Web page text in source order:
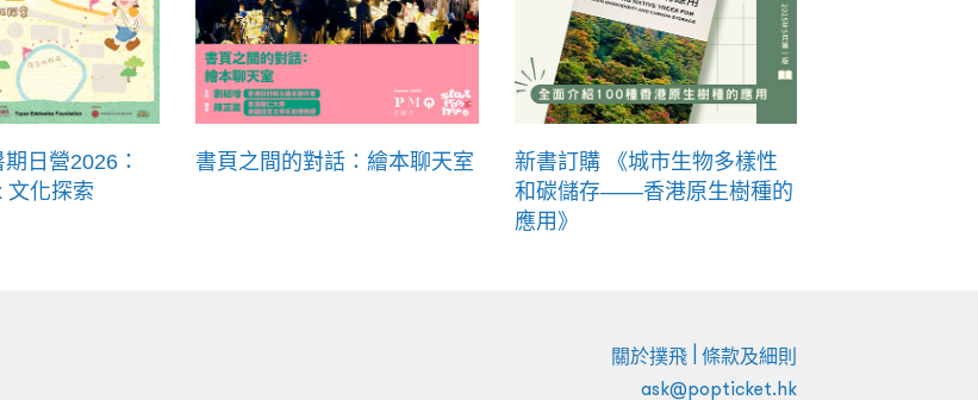
日營2026：
文化探索
書頁之間的對話：繪本聊天室
新書訂購 《城市生物多樣性
和碳儲存——香港原生樹種的
應用》
關於撲飛 條款及細則
ask@popticket.hk